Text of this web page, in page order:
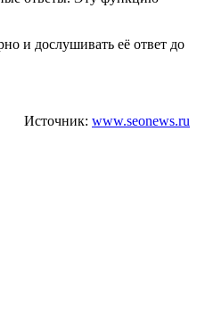
и дослушивать её ответ до
Источник: www.seonews.ru